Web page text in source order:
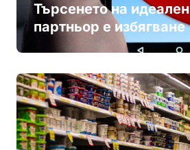
Търсенето на идеален
партньор е избягване